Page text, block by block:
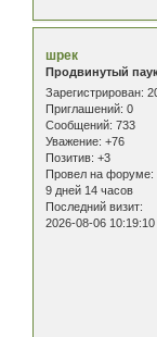
шрек
Продвинутый
Зарегистрирован:
Приглашений: 0
Сообщений: 733
Уважение: +76
Позитив: +3
Провел на форуме:
9 дней 14 часов
Последний визит:
2026-08-06 10:19:10